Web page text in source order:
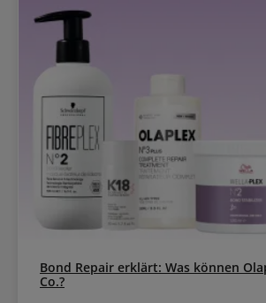
Bond Repair erklärt: Was können
Co.?